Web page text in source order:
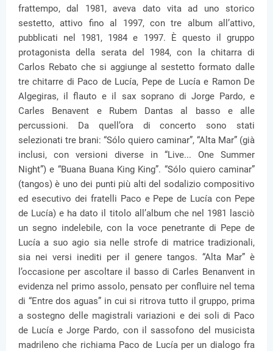
frattempo, dal 1981, aveva dato vita ad uno storico
sestetto, attivo fino al 1997, con tre album all’attivo,
pubblicati nel 1981, 1984 e 1997. È questo il gruppo
protagonista della serata del 1984, con la chitarra di
Carlos Rebato che si aggiunge al sestetto formato dalle
tre chitarre di Paco de Lucía, Pepe de Lucía e Ramon De
Algegiras, il flauto e il sax soprano di Jorge Pardo, e
Carles Benavent e Rubem Dantas al basso e alle
percussioni. Da quell’ora di concerto sono stati
selezionati tre brani: “Sólo quiero caminar”, “Alta Mar” (già
inclusi, con versioni diverse in “Live... One Summer
Night”) e “Buana Buana King King”. “Sólo quiero caminar”
(tangos) è uno dei punti più alti del sodalizio compositivo
ed esecutivo dei fratelli Paco e Pepe de Lucía con Pepe
de Lucía) e ha dato il titolo all’album che nel 1981 lasciò
un segno indelebile, con la voce penetrante di Pepe de
Lucía a suo agio sia nelle strofe di matrice tradizionali,
sia nei versi inediti per il genere tangos. “Alta Mar” è
l’occasione per ascoltare il basso di Carles Benanvent in
evidenza nel primo assolo, pensato per confluire nel tema
di “Entre dos aguas” in cui si ritrova tutto il gruppo, prima
a sostegno delle magistrali variazioni e dei soli di Paco
de Lucía e Jorge Pardo, con il sassofono del musicista
madrileno che richiama Paco de Lucía per un dialogo fra